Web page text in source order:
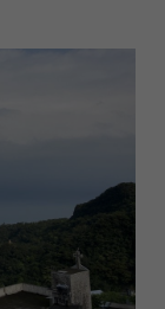
議員在
員無言
介紹質
詢的目
表演還